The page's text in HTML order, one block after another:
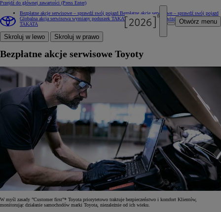
Przejdź do głównej zawartości (Press Enter)
Otwórz menu
Bezpłatne akcje serwisowe – sprawdź swój pojazd Bezpłatne akcje serwisowe – sprawdź swój pojazd
Globalna akcja serwisowa wymiany poduszek TAKATAGlobalna akcja serwisowa wymiany poduszek
TAKATA
Skroluj w lewo Skroluj w prawo
Bezpłatne akcje serwisowe Toyoty
W myśl zasady ”Customer first”* Toyota priorytetowo traktuje bezpieczeństwo i komfort Klientów,
monitorując działanie samochodów marki Toyota, niezależnie od ich wieku.